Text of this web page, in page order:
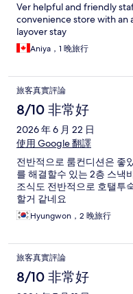
Ver helpful and friendly
convenience store with
layover stay
Aniya，1 晚旅行
旅客真實評論
8/10 非常好
2026 年 6 月 22 日
使用 Google 翻譯
전반적으로 룸컨디션은 좋
를 해결할수 있는 2층 스낵
조식도 전반적으로 호탤투
할거 같네요
Hyungwon，2 晚旅行
旅客真實評論
8/10 非常好